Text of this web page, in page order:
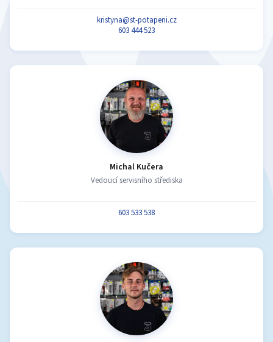
kristyna@st-potapeni.cz
603 444 523
Michal Kučera
Vedoucí servisního střediska
603 533 538